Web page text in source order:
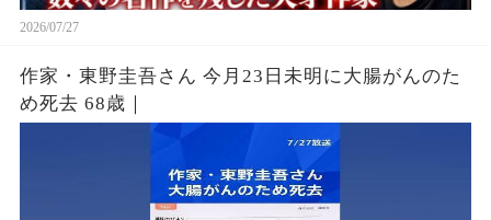
2026/07/27
作家・東野圭吾さん 今月23日未明に大腸がんのた
め死去 68歳｜